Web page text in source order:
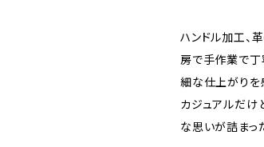
ハンドル加工、
房で手作業で丁
細な仕上がりを
カジュアルだ
な思いが詰まっ